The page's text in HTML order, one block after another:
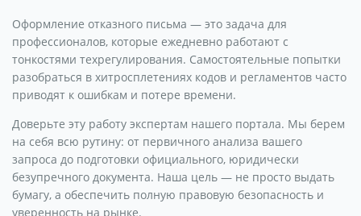
Оформление отказного письма — это задача для
профессионалов, которые ежедневно работают с
тонкостями техрегулирования. Самостоятельные попытки
разобраться в хитросплетениях кодов и регламентов часто
приводят к ошибкам и потере времени.
Доверьте эту работу экспертам нашего портала. Мы берем
на себя всю рутину: от первичного анализа вашего
запроса до подготовки официального, юридически
безупречного документа. Наша цель — не просто выдать
бумагу, а обеспечить полную правовую безопасность и
уверенность на рынке.